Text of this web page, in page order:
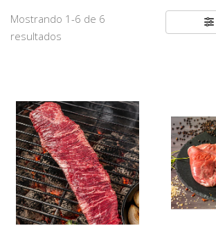
Mostrando 1-6 de 6
resultados